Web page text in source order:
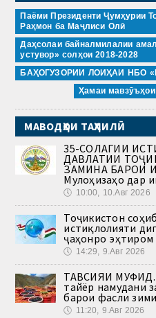
Паёми Президенти Ҷумҳурии
Раҳмон ба Маҷлиси Олӣ
Даҳсолаи байналмилалии
устувор» солҳои 2018-2028
БАҲОГУЗОРИИ ЛОИҲАИ НБО
Ҳамаи
МАВОДҲОИ ТАҲЛИЛӢ
35-СОЛАГИИ
ДАВЛАТИИ
ЗАМИНА БАРОИ
Мулоҳизаҳо дар
🕔 10:00, 10.Авг 2026
Тоҷикистон
истиқлолияти
ҷаҳонро
🕔 14:29, 9.Авг 2026
ТАВСИЯИ МУФИД.
тайёр намудани
барои фасли
🕔 11:20, 9.Авг 2026